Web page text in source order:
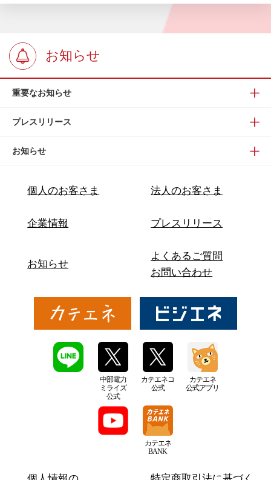
お知らせ
重要なお知らせ
プレスリリース
お知らせ
個人のお客さま 法人のお客さま
企業情報 プレスリリース
お知らせ
よくあるご質問
お問い合わせ
中部電力
ミライズ
公式
カテエネコ
公式
カテエネ
公式アプリ
カテエネ
BANK